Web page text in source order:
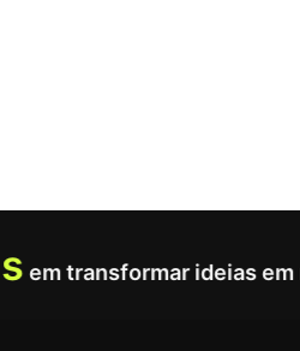
em transformar ideias em